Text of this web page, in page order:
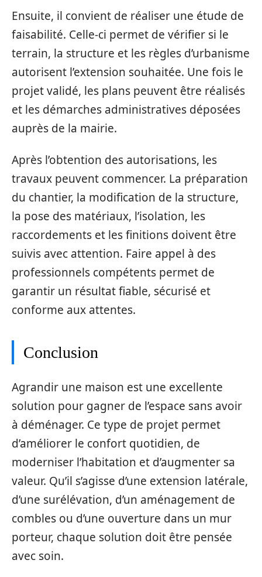
Ensuite, il convient de réaliser une étude de
faisabilité. Celle-ci permet de vérifier si le
terrain, la structure et les règles d’urbanisme
autorisent l’extension souhaitée. Une fois le
projet validé, les plans peuvent être réalisés
et les démarches administratives déposées
auprès de la mairie.
Après l’obtention des autorisations, les
travaux peuvent commencer. La préparation
du chantier, la modification de la structure,
la pose des matériaux, l’isolation, les
raccordements et les finitions doivent être
suivis avec attention. Faire appel à des
professionnels compétents permet de
garantir un résultat fiable, sécurisé et
conforme aux attentes.
Conclusion
Agrandir une maison est une excellente
solution pour gagner de l’espace sans avoir
à déménager. Ce type de projet permet
d’améliorer le confort quotidien, de
moderniser l’habitation et d’augmenter sa
valeur. Qu’il s’agisse d’une extension latérale,
d’une surélévation, d’un aménagement de
combles ou d’une ouverture dans un mur
porteur, chaque solution doit être pensée
avec soin.